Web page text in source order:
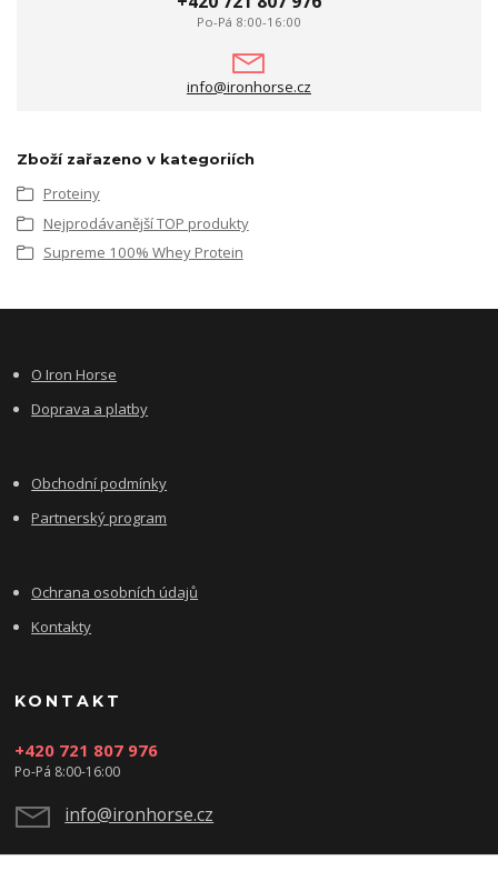
Po-Pá 8:00-16:00
info@ironhorse.cz
Zboží zařazeno v kategoriích
Proteiny
Nejprodávanější TOP produkty
Supreme 100% Whey Protein
O Iron Horse
Doprava a platby
Obchodní podmínky
Partnerský program
Ochrana osobních údajů
Kontakty
KONTAKT
+420 721 807 976
Po-Pá 8:00-16:00
info@ironhorse.cz